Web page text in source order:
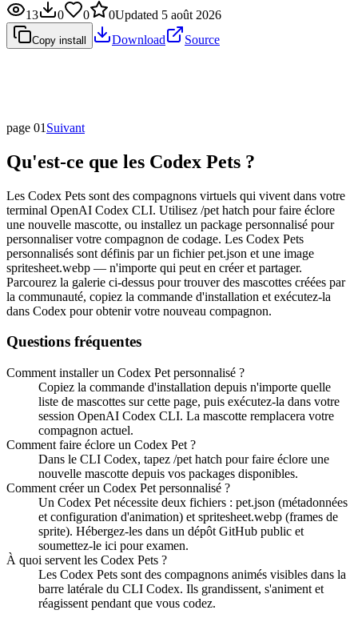
13
0 0 0Updated 5 août 2026
Copy install Download Source
page 01 Suivant
Qu'est-ce que les Codex Pets ?
Les Codex Pets sont des compagnons virtuels qui vivent dans votre
terminal OpenAI Codex CLI. Utilisez /pet hatch pour faire éclore
une nouvelle mascotte, ou installez un package personnalisé pour
personnaliser votre compagnon de codage. Les Codex Pets
personnalisés sont définis par un fichier pet.json et une image
spritesheet.webp — n'importe qui peut en créer et partager.
Parcourez la galerie ci-dessus pour trouver des mascottes créées par
la communauté, copiez la commande d'installation et exécutez-la
dans Codex pour obtenir votre nouveau compagnon.
Questions fréquentes
Comment installer un Codex Pet personnalisé ?
Copiez la commande d'installation depuis n'importe quelle
liste de mascottes sur cette page, puis exécutez-la dans votre
session OpenAI Codex CLI. La mascotte remplacera votre
compagnon actuel.
Comment faire éclore un Codex Pet ?
Dans le CLI Codex, tapez /pet hatch pour faire éclore une
nouvelle mascotte depuis vos packages disponibles.
Comment créer un Codex Pet personnalisé ?
Un Codex Pet nécessite deux fichiers : pet.json (métadonnées
et configuration d'animation) et spritesheet.webp (frames de
sprite). Hébergez-les dans un dépôt GitHub public et
soumettez-le ici pour examen.
À quoi servent les Codex Pets ?
Les Codex Pets sont des compagnons animés visibles dans la
barre latérale du CLI Codex. Ils grandissent, s'animent et
réagissent pendant que vous codez.